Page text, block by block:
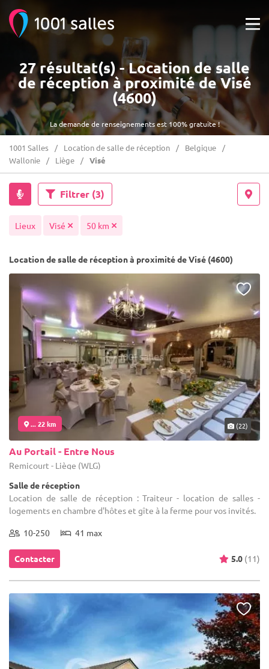
La demande de renseignements est 100% gratuite !
27 résultat(s) - Location de salle
de réception à proximité de Visé
(4600)
1001 Salles Location de salle de réception
Belgique
Wallonie
Liège Visé
Filtrer (3)
Lieux Visé 50 km
Location de salle de réception à proximité de Visé (4600)
... 22 km (22)
Au Portail - Entre Nous
Remicourt - Liège (WLG)
Salle de réception
Location de salle de réception : Traiteur - location de salles -
logements en chambre d'hôtes et gîte à la ferme pour vos invités.
10-250 41 max
Contacter 5.0 (11)